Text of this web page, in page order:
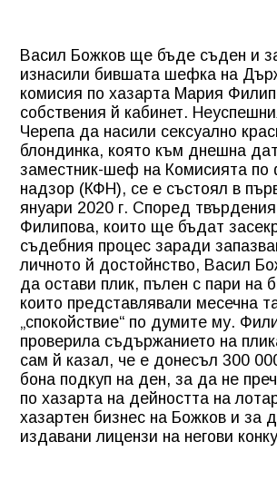
Васил Божков ще бъде съден и
изнасили бившата шефка на
комисия по хазарта Мария
собствения й кабинет.
Черепа да насили сексуално
блондинка, която към днешна
заместник-шеф на Комисията по
надзор (КФН), се е състоял в
януари 2020 г. Според
Филипова, които ще бъдат
съдебния процес заради
личното й достойнство, Васил
да остави плик, пълен с пари на
които представлявали месечна
„спокойствие“ по думите му.
проверила съдържанието на
сам й казал, че е донесъл 300
бона подкуп на ден, за да не
по хазарта на дейността на
хазартен бизнес на Божков и за
издавани лицензи на негови